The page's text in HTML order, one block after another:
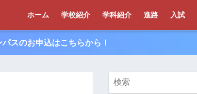
ホーム 学校紹介 学科紹介 進路 入試
スのお申込はこちらから！